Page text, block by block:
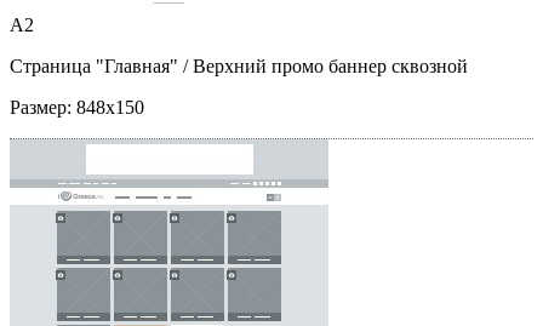
A2
Страница "Главная" / Верхний промо баннер сквозной
Размер: 848x150